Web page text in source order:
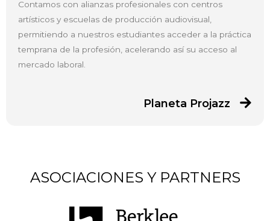
Contamos con alianzas profesionales con centros
artísticos y escuelas de producción audiovisual,
permitiendo a nuestros estudiantes acceder a la práctica
temprana de la profesión, acelerando así su acceso al
mercado laboral.
Planeta Projazz
ASOCIACIONES Y PARTNERS